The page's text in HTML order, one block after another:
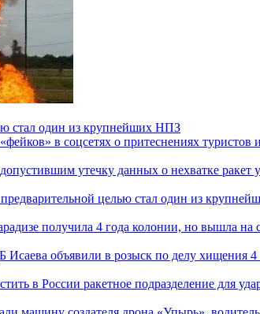
стал один из крупнейших НПЗ
в соцсетях о притеснениях туристов
утечку данных о нехватке
целью стал один из
получила 4 года колонии, но вышла на
объявили в розыск по делу хищения 4
в России ракетное подразделение для